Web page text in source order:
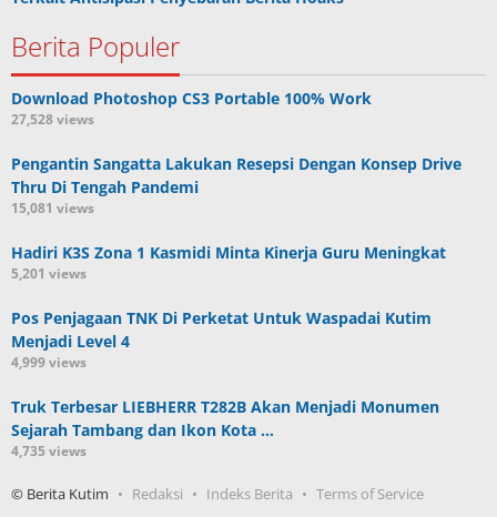
Berita Populer
Download Photoshop CS3 Portable 100% Work
27,528 views
Pengantin Sangatta Lakukan Resepsi Dengan Konsep Drive
Thru Di Tengah Pandemi
15,081 views
Hadiri K3S Zona 1 Kasmidi Minta Kinerja Guru Meningkat
5,201 views
Pos Penjagaan TNK Di Perketat Untuk Waspadai Kutim
Menjadi Level 4
4,999 views
Truk Terbesar LIEBHERR T282B Akan Menjadi Monumen
Sejarah Tambang dan Ikon Kota …
4,735 views
© Berita Kutim Redaksi Indeks Berita Terms of Service